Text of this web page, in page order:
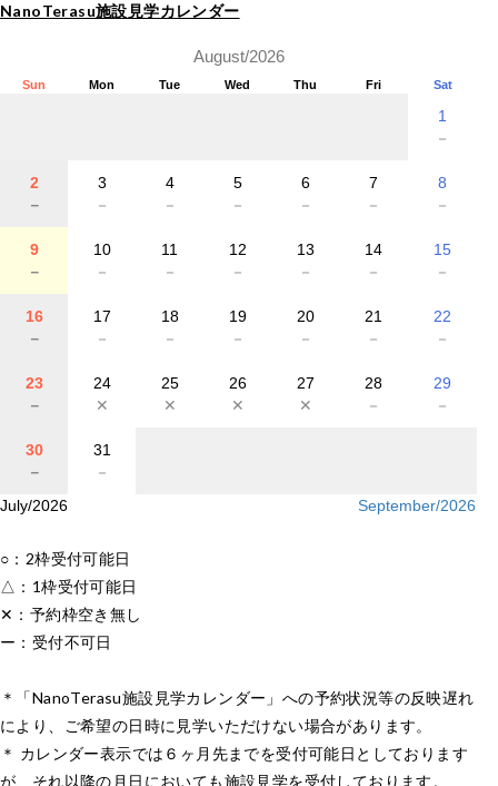
NanoTerasu施設見学カレンダー
August/2026
Sun Mon Tue Wed Thu Fri Sat
1
－
2
－
3
－
4
－
5
－
6
－
7
－
8
－
9
－
10
－
11
－
12
－
13
－
14
－
15
－
16
－
17
－
18
－
19
－
20
－
21
－
22
－
23
－
24
✕
25
✕
26
✕
27
✕
28
－
29
－
30
－
31
－
July/2026
September/2026
○：2枠受付可能日
△：1枠受付可能日
✕：予約枠空き無し
ー：受付不可日
＊「NanoTerasu施設見学カレンダー」への予約状況等の反映遅れ
により、ご希望の日時に見学いただけない場合があります。
＊ カレンダー表示では６ヶ月先までを受付可能日としております
が、それ以降の月日においても施設見学を受付しております。